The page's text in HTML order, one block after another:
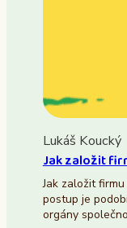
Lukáš Koucký
Jak založit
Jak založit
postup je
orgány